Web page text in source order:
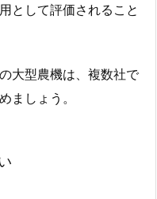
として評価されること
大型農機は、複数社で
ましょう。